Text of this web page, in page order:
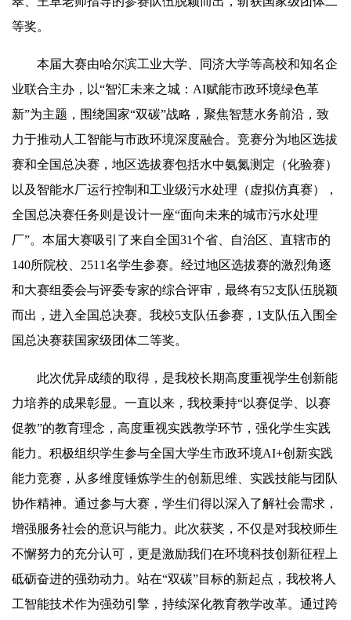
等奖。
本届大赛由哈尔滨工业大学、同济大学等高校和知名企
业联合主办，以“智汇未来之城：AI赋能市政环境绿色革
新”为主题，围绕国家“双碳”战略，聚焦智慧水务前沿，致
力于推动人工智能与市政环境深度融合。竞赛分为地区选拔
赛和全国总决赛，地区选拔赛包括水中氨氮测定（化验赛）
以及智能水厂运行控制和工业级污水处理（虚拟仿真赛），
全国总决赛任务则是设计一座“面向未来的城市污水处理
厂”。本届大赛吸引了来自全国31个省、自治区、直辖市的
140所院校、2511名学生参赛。经过地区选拔赛的激烈角逐
和大赛组委会与评委专家的综合评审，最终有52支队伍脱颖
而出，进入全国总决赛。我校5支队伍参赛，1支队伍入围全
国总决赛获国家级团体二等奖。
此次优异成绩的取得，是我校长期高度重视学生创新能
力培养的成果彰显。一直以来，我校秉持“以赛促学、以赛
促教”的教育理念，高度重视实践教学环节，强化学生实践
能力。积极组织学生参与全国大学生市政环境AI+创新实践
能力竞赛，从多维度锤炼学生的创新思维、实践技能与团队
协作精神。通过参与大赛，学生们得以深入了解社会需求，
增强服务社会的意识与能力。此次获奖，不仅是对我校师生
不懈努力的充分认可，更是激励我们在环境科技创新征程上
砥砺奋进的强劲动力。站在“双碳”目标的新起点，我校将人
工智能技术作为强劲引擎，持续深化教育教学改革。通过跨